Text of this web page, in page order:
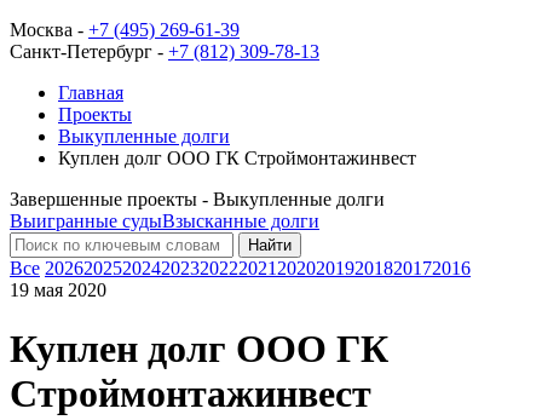
Москва - +7 (495) 269-61-39
Санкт-Петербург - +7 (812) 309-78-13
Главная
Проекты
Выкупленные долги
Куплен долг ООО ГК Строймонтажинвест
Завершенные проекты - Выкупленные долги
Выигранные судыВзысканные долги
Найти
Все 202620252024202320222021 20202019201820172016
19 мая 2020
Куплен долг ООО ГК
Строймонтажинвест